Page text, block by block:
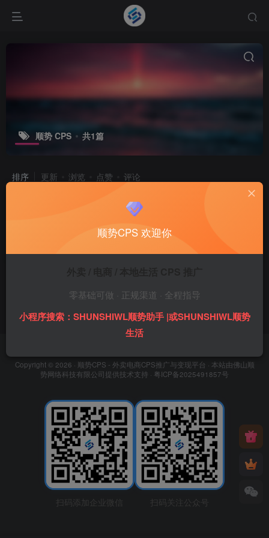
顺势 CPS 共1篇
排序 更新 浏览 点赞 评论
SHUNSHIWL顺势助手_CPS推广变现
CPS项目
Copyright © 2026 · 顺势CPS - 外卖电商CPS推广与变现平台 · 本站由佛山顺
势网络科技有限公司提供技术支持 · 粤ICP备2025491857号
扫码添加企业微信 扫码关注公众号
顺势CPS 欢迎你
零基础可做 · 正规渠道 · 全程指导
小程序搜索：SHUNSHIWL顺势助手 |或SHUNSHIWL顺势
生活